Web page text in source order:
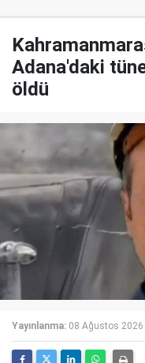
Adana'daki
öldü
Yayınlanma: 08 Ağustos